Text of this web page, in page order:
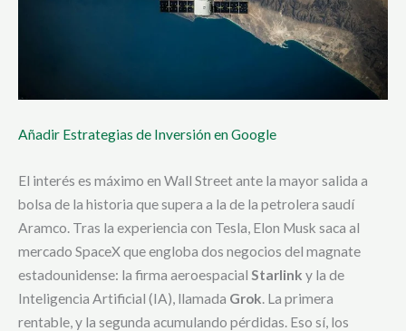
Añadir Estrategias de Inversión en Google
El interés es máximo en Wall Street ante la mayor salida a
bolsa de la historia que supera a la de la petrolera saudí
Aramco. Tras la experiencia con Tesla, Elon Musk saca al
mercado SpaceX que engloba dos negocios del magnate
estadounidense: la firma aeroespacial Starlink y la de
Inteligencia Artificial (IA), llamada Grok. La primera
rentable, y la segunda acumulando pérdidas. Eso sí, los